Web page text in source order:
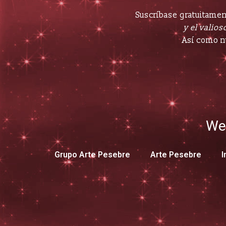
Suscríbase
y el
Así como
Grupo Arte Pesebre Arte Pesebre